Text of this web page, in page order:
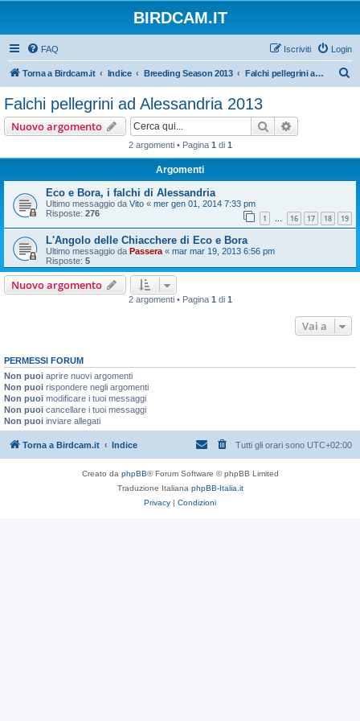
BIRDCAM.IT
FAQ Login
Iscriviti
Torna a Birdcam.it Indice Breeding Season 2013 Falchi pellegrini ad Alessandria 2013
Falchi pellegrini ad Alessandria 2013
Nuovo argomento Cerca
2 argomenti • Pagina 1 di 1
Argomenti
Eco e Bora, i falchi di Alessandria
Ultimo messaggio da Vito « mer gen 01, 2014 7:33 pm
Risposte: 276 1 … 16 17 18 19
L'Angolo delle Chiacchere di Eco e Bora
Ultimo messaggio da Passera « mar mar 19, 2013 6:56 pm
Risposte: 5
Nuovo argomento
2 argomenti • Pagina 1 di 1
Vai a
PERMESSI FORUM
Non puoi aprire nuovi argomenti
Non puoi rispondere negli argomenti
Non puoi modificare i tuoi messaggi
Non puoi cancellare i tuoi messaggi
Non puoi inviare allegati
Torna a Birdcam.it Indice Tutti gli orari sono UTC+02:00
Creato da phpBB® Forum Software © phpBB Limited
Traduzione Italiana phpBB-Italia.it
Privacy | Condizioni